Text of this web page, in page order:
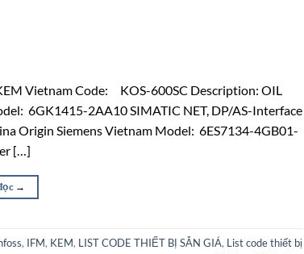
Vietnam Code: KOS-600SC Description: OIL
6GK1415-2AA10 SIMATIC NET, DP/AS-Interface
Origin Siemens Vietnam Model: 6ES7134-4GB01-
[…]
→
, IFM, KEM, LIST CODE THIẾT BỊ SẴN GIÁ, List code thiết bị